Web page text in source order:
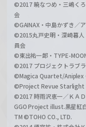
©2017 暁なつめ・三嶋く
会
©GAINAX・中島かずき／
©2015丸戸史明・深崎暮人
員会
©東出祐一郎・TYPE-
©2017 プロジェクトラブ
©Magica Quartet/Aniplex
©Project Revue Starlight
©2017 時雨沢恵一／ＫＡ
GGO Project illust.黒星紅
TM ©TOHO CO., LTD.